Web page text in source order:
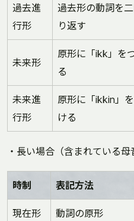
過去進
行形
過去形の動詞を
り返す
未来形
原形に「ikk」を
る
未来進
行形
原形に「ikkin」
ける
・長い場合（含まれている母
時制 表記方法
現在形 動詞の原形